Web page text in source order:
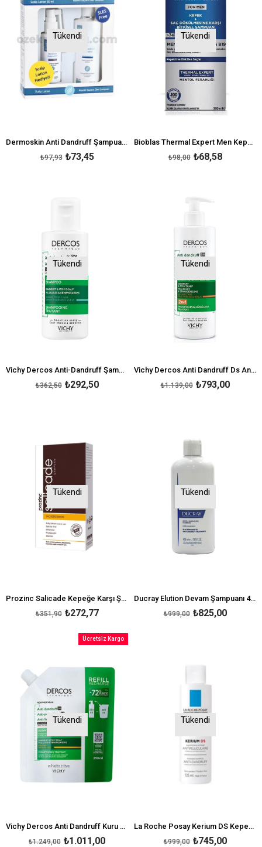
Tükendi
Dermoskin Anti Dandruff Şampuan+Scalp Lotion Kepek Önleyici
₺73,45
₺97,93
Tükendi
Bioblas Thermal Expert Men Kepek ve Saç Dökülmesine Karşı Şampuan 360 ml
₺68,58
₺98,00
Tükendi
Vichy Dercos Anti-Dandruff Şampuan Kepek Karşıtı Normal ve Yağlı Saçlar İçin 75 ml
₺292,50
₺362,50
Tükendi
Vichy Dercos Anti Dandruff Ds Anti-Pelliculaire Ds Selenium 390 ml
₺793,00
₺1.139,00
Tükendi
Prozinc Salicade Kepeğe Karşı Şampuan 300 ml
₺272,77
₺351,90
Tükendi
Ducray Elution Devam Şampuanı 400 ml
₺825,00
₺999,00
Tükendi
Vichy Dercos Anti Dandruff Kuru Saçlar İçin Kepek Karşıtı Şampuan Refill 390 ml
₺1.011,00
₺1.249,00
Ücretsiz Kargo
Tükendi
La Roche Posay Kerium DS Kepek Karşıtı Şampuan 125 ml
₺745,00
₺999,00